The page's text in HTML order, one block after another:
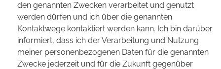
den genannten Zwecken verarbeitet und genutzt
werden dürfen und ich über die genannten
Kontaktwege kontaktiert werden kann. Ich bin darüber
informiert, dass ich der Verarbeitung und Nutzung
meiner personenbezogenen Daten für die genannten
Zwecke jederzeit und für die Zukunft gegenüber